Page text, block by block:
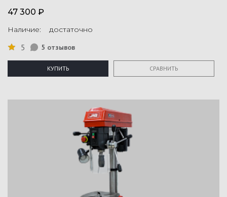
47 300 ₽
Наличие: достаточно
5 5 отзывов
КУПИТЬ СРАВНИТЬ